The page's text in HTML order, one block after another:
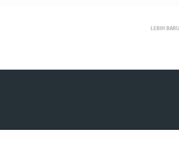
LEBIH BARU